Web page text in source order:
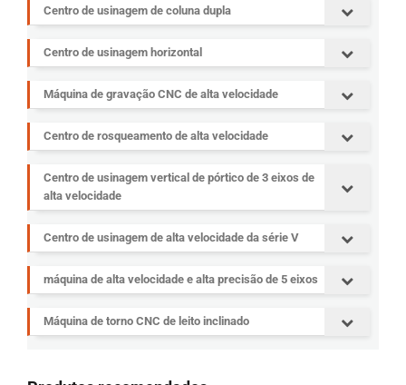
Centro de usinagem de coluna dupla
Centro de usinagem horizontal
Máquina de gravação CNC de alta velocidade
Centro de rosqueamento de alta velocidade
Centro de usinagem vertical de pórtico de 3 eixos de
alta velocidade
Centro de usinagem de alta velocidade da série V
máquina de alta velocidade e alta precisão de 5 eixos
Máquina de torno CNC de leito inclinado